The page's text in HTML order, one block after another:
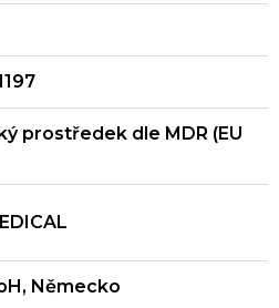
prostředek dle MDR (EU
Německo